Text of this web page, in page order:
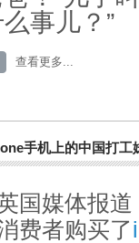
么事儿？”
查看更多...
手机上的中国打
国媒体报
费者购买了